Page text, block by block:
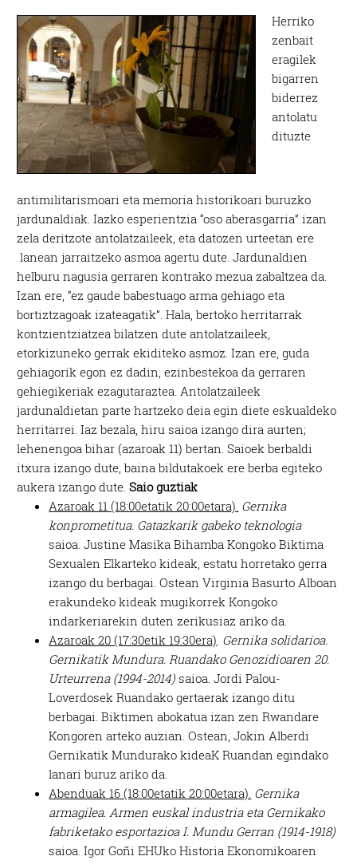
Herriko
zenbait
eragilek
bigarren
biderrez
antolatu
dituzte
antimilitarismoari eta memoria historikoari buruzko
jardunaldiak. Iazko esperientzia “oso aberasgarria” izan
zela deritzote antolatzaileek, eta datozen urteetan ere
lanean jarraitzeko asmoa agertu dute. Jardunaldien
helburu nagusia gerraren kontrako mezua zabaltzea da.
Izan ere, “ez gaude babestuago arma gehiago eta
bortiztzagoak izateagatik”. Hala, bertoko herritarrak
kontzientziatzea bilatzen dute antolatzaileek,
etorkizuneko gerrak ekiditeko asmoz. Izan ere, guda
gehiagorik egon ez dadin, ezinbestekoa da gerraren
gehiegikeriak ezagutaraztea. Antolatzaileek
jardunaldietan parte hartzeko deia egin diete eskualdeko
herritarrei. Iaz bezala, hiru saioa izango dira aurten;
lehenengoa bihar (azaroak 11) bertan. Saioek berbaldi
itxura izango dute, baina bildutakoek ere berba egiteko
aukera izango dute.Saio guztiak
Azaroak 11 (18:00etatik 20:00etara). Gernika
konprometitua. Gatazkarik gabeko teknologia
saioa. Justine Masika Bihamba Kongoko Biktima
Sexualen Elkarteko kideak, estatu horretako gerra
izango du berbagai. Ostean Virginia Basurto Alboan
erakundeko kideak mugikorrek Kongoko
indarkeriarekin duten zerikusiaz ariko da.
Azaroak 20 (17:30etik 19:30era). Gernika solidarioa.
Gernikatik Mundura. Ruandako Genozidioaren 20.
Urteurrena (1994-2014) saioa. Jordi Palou-
Loverdosek Ruandako gertaerak izango ditu
berbagai. Biktimen abokatua izan zen Rwandare
Kongoren arteko auzian. Ostean, Jokin Alberdi
Gernikatik Mundurako kideaK Ruandan egindako
lanari buruz ariko da.
Abenduak 16 (18:00etatik 20:00etara). Gernika
armagilea. Armen euskal industria eta Gernikako
fabriketako esportazioa I. Mundu Gerran (1914-1918)
saioa. Igor Goñi EHUko Historia Ekonomikoaren